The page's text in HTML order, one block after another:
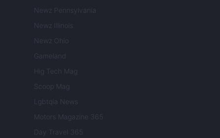
Newz Pennsylvania
Newz Illinois
Newz Ohio
Gameland
Hig Tech Mag
Scoop Mag
Lgbtqia News
Motors Magazine 365
Day Travel 365